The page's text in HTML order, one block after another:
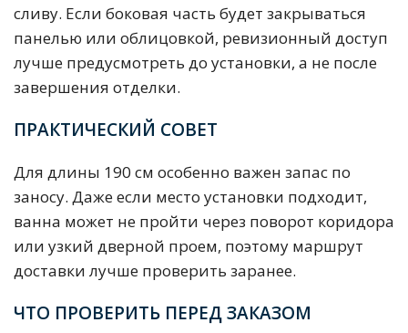
сливу. Если боковая часть будет закрываться
панелью или облицовкой, ревизионный доступ
лучше предусмотреть до установки, а не после
завершения отделки.
ПРАКТИЧЕСКИЙ СОВЕТ
Для длины 190 см особенно важен запас по
заносу. Даже если место установки подходит,
ванна может не пройти через поворот коридора
или узкий дверной проем, поэтому маршрут
доставки лучше проверить заранее.
ЧТО ПРОВЕРИТЬ ПЕРЕД ЗАКАЗОМ